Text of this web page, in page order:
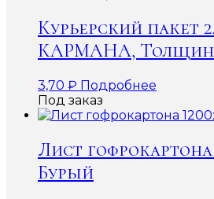
Курьерский пакет
КАРМАНА,
3,70 ₽ Подробнее
Под заказ
Лист гофрокартона
Бурый